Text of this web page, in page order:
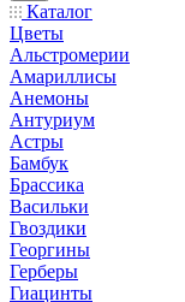
Каталог
Цветы
Альстромерии
Амариллисы
Анемоны
Антуриум
Астры
Бамбук
Брассика
Васильки
Гвоздики
Георгины
Герберы
Гиацинты